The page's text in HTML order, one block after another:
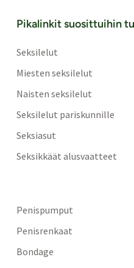
Pikalinkit suosittuihin
Seksilelut
Miesten seksilelut
Naisten seksilelut
Seksilelut pariskunnille
Seksiasut
Seksikkäät alusvaatteet
Penispumput
Penisrenkaat
Bondage